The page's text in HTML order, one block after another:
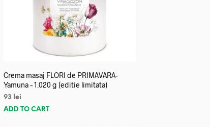
Crema masaj FLORI de PRIMAVARA-
Yamuna – 1.020 g (editie limitata)
93
lei
ADD TO CART